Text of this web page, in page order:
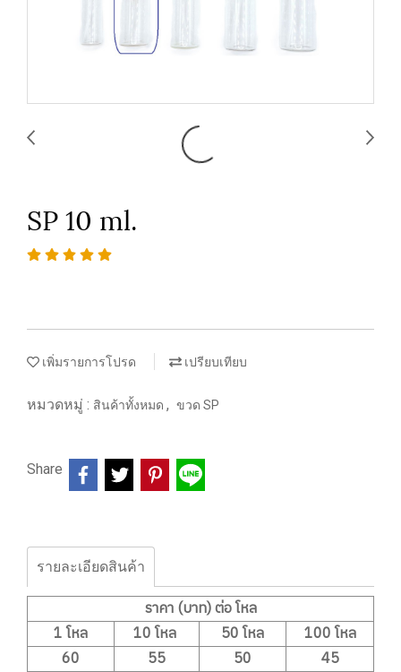
SP 10 ml.
เพิ่มรายการโปรด เปรียบเทียบ
หมวดหมู่ : สินค้าทั้งหมด , ขวด SP
Share
รายละเอียดสินค้า
ราคา (บาท) ต่อ โหล
1 โหล
10 โหล 50 โหล
100 โหล
60
55 50 45